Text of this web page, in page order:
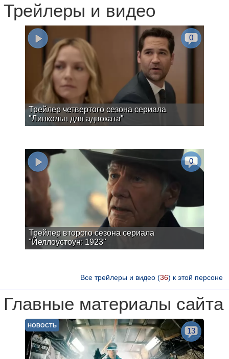
Трейлеры и видео
Трейлер четвертого сезона сериала
"Линкольн для адвоката"
0
Трейлер второго сезона сериала
"Йеллоустоун: 1923"
0
Все трейлеры и видео (36) к этой персоне
Главные материалы сайта
НОВОСТЬ
13